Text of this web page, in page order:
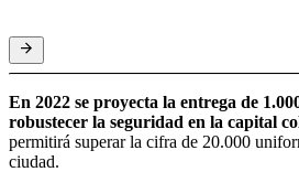
En 2022 se proyecta la entrega de
robustecer la seguridad en la capital
permitirá superar la cifra de 20.000
ciudad.